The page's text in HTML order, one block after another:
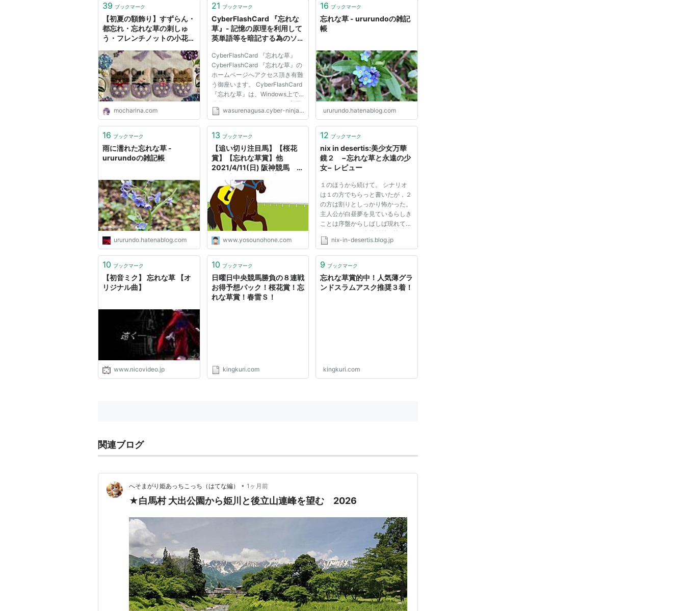
39 ブックマーク
【初夏の額飾り】すずらん・
都忘れ・忘れな草の刺しゅ
う・フレンチノットの小花の
mocharina＊布あそび
mocharina.com
21 ブックマーク
CyberFlashCard 『忘れな
草』- 記憶の原理を利用して
英単語等を暗記する為のソフ
CyberFlashCard 『忘れな草』
CyberFlashCard 『忘れな草』の
ホームページへアクセス頂き有難
う御座います。 CyberFlashCard
『忘れな草』は、Windows上で
動作する、spacing effectを利用
した暗記学習を支援するソフトで
でもあるだろうと思われるかも知
フト...
wasurenagusa.cyber-ninja.jp
16 ブックマーク
忘れな草 - ururundoの雑記
帳
ururundo.hatenablog.com
16 ブックマーク
雨に濡れた忘れな草 -
ururundoの雑記帳
ururundo.hatenablog.com
13 ブックマーク
【追い切り注目馬】【桜花
賞】【忘れな草賞】他
2021/4/11(日) 阪神競馬 調
ー？ - 競馬予想のホネ【坂路
ビシビシの日々〜 重賞予想
と追い切り注目馬＆レース回
顧】
www.yosounohone.com
12 ブックマーク
nix in desertis:美少女万華
鏡２ −忘れな草と永遠の少
女− レビュー
１のほうから続けて。 シナリオ
は１の方でちらっと書いたが，２
の方は割りとしっかり怖かった。
主人公が白昼夢を見ているらしき
ことは序盤からしばしば現れてく
るのだが，それ自体単純に怖い
し，プレイヤーは真相が非常に気
なかなか重い腰を上げず，その乖
る。...
nix-in-desertis.blog.jp
10 ブックマーク
【初音ミク】 忘れな草 【オ
リジナル曲】
www.nicovideo.jp
10 ブックマーク
日曜日中央競馬勝負の８連戦
お得予想パック！桜花賞！忘
れな草賞！春雷Ｓ！
kingkuri.com
9 ブックマーク
忘れな草賞的中！人気薄グラ
ンドスラムアスク推奨３着！
kingkuri.com
関連ブログ
へそまがり姫あっちこっち（はてな編） • 1ヶ月前
★白馬村 大出公園から姫川と後立山連峰を望む 2026